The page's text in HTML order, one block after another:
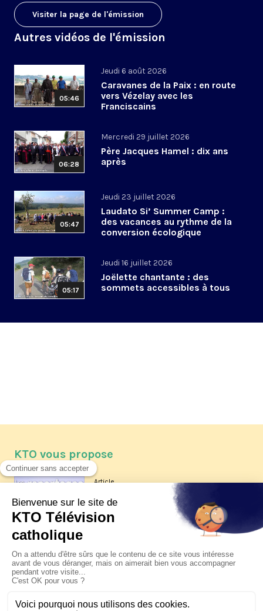
Visiter la page de l'émission
Autres vidéos de l'émission
05:46
Jeudi 6 août 2026
Caravanes de la Paix : en route
vers Vézelay avec les
Franciscains
06:28
Mercredi 29 juillet 2026
Père Jacques Hamel : dix ans
après
05:47
Jeudi 23 juillet 2026
Laudato Si’ Summer Camp :
des vacances au rythme de la
conversion écologique
05:17
Jeudi 16 juillet 2026
Joëlette chantante : des
sommets accessibles à tous
KTO vous propose
Article
Les reportages d'été 2026 de KTO
La visite pastorale du pape Léon
XIV à Assise à suivre sur KTO le
jeudi 6 août
Le pape en Uruguay, Argentine et